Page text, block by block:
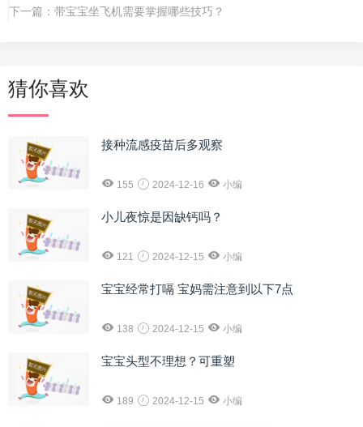
下一篇： 带宝宝坐飞机需要掌握哪些技巧？
猜你喜欢
接种流感疫苗后多观察
155 2024-12-16 小编
小儿夜惊是因缺钙吗？
121 2024-12-15 小编
宝宝经常打嗝 宝妈需注意到以下7点
138 2024-12-15 小编
宝宝头型不理想？可重塑
189 2024-12-15 小编